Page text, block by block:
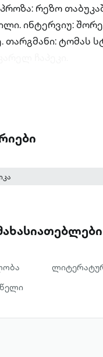
პროზა: რეზო
ინტერვიუ:
თარგმანი: ტომას